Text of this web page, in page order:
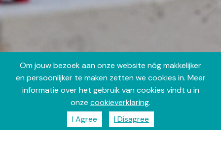
Om jouw bezoek aan onze website nóg makkelijker
en persoonlijker te maken zetten we cookies in. Meer
informatie over het gebruik van cookies vindt u in
onze cookieverklaring.
I Agree
I Disagree